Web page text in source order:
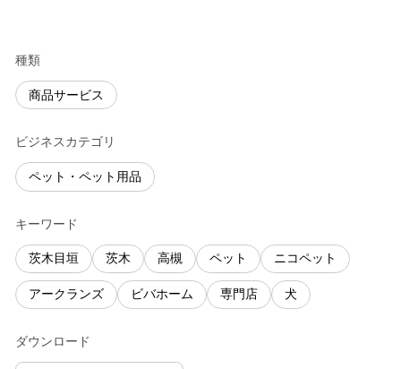
種類
商品サービス
ビジネスカテゴリ
ペット・ペット用品
キーワード
茨木目垣 茨木 高槻 ペット ニコペット
アークランズ ビバホーム 専門店 犬
ダウンロード